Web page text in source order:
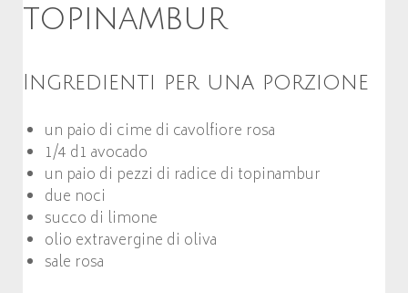
topinambur
Ingredienti per una porzione
un paio di cime di cavolfiore rosa
1/4 d1 avocado
un paio di pezzi di radice di topinambur
due noci
succo di limone
olio extravergine di oliva
sale rosa